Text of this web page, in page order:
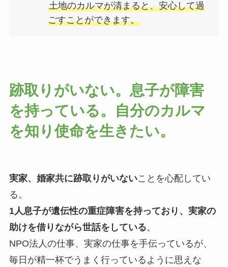
土地のカルマが清まると、安心して過
ごすことができます。
跡取りがいない。息子が障害
を持っている。自分のカルマ
を知り使命を生きたい。
実家、婚家共に跡取りがいないことを心配してい
る。
1人息子が遺伝性の重症障害を持っており、実家の
助けを借りながら世話をしている。
NPO法人の仕事、実家の仕事を手伝っているが、
毎日が精一杯でうまく行っているように思えな